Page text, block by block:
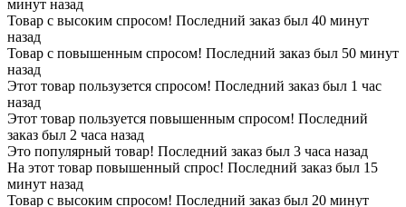
минут назад
Товар с высоким спросом! Последний заказ был 40 минут
назад
Товар с повышенным спросом! Последний заказ был 50 минут
назад
Этот товар пользузется спросом! Последний заказ был 1 час
назад
Этот товар пользуется повышенным спросом! Последний
заказ был 2 часа назад
Это популярный товар! Последний заказ был 3 часа назад
На этот товар повышенный спрос! Последний заказ был 15
минут назад
Товар с высоким спросом! Последний заказ был 20 минут